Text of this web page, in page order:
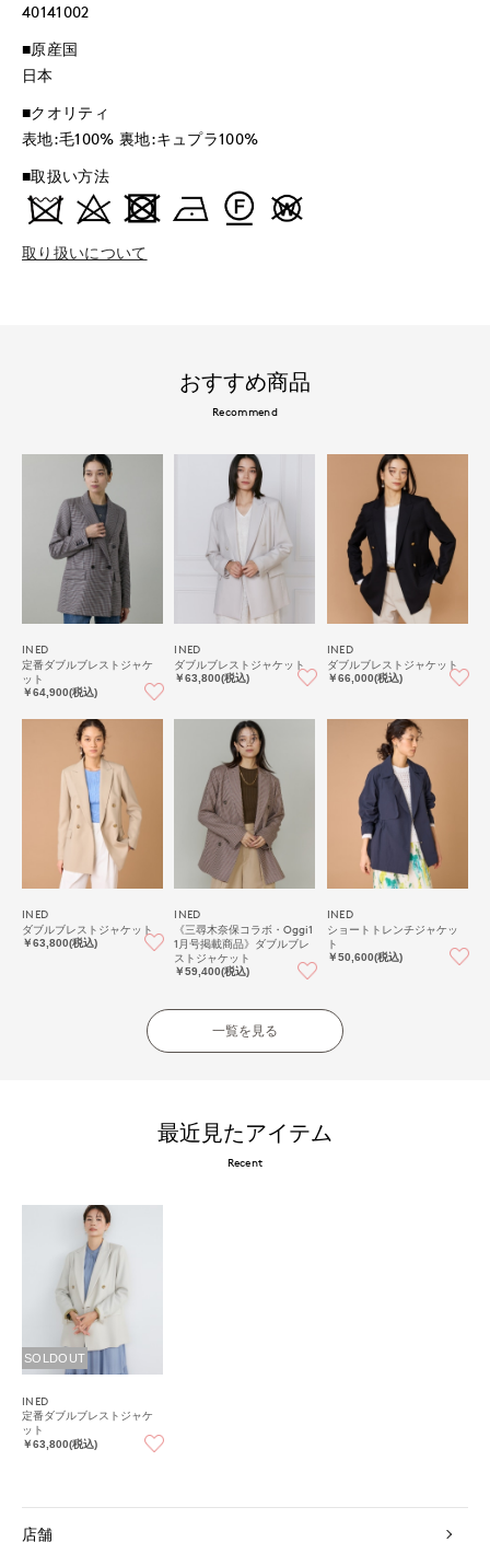
40141002
■原産国
日本
■クオリティ
表地:毛100% 裏地:キュプラ100%
■取扱い方法
取り扱いについて
おすすめ商品
Recommend
INED
定番ダブルブレストジャケ
ット
￥64,900(税込)
INED
ダブルブレストジャケット
￥63,800(税込)
INED
ダブルブレストジャケット
￥66,000(税込)
INED
ダブルブレストジャケット
￥63,800(税込)
INED
《三尋木奈保コラボ・Oggi1
1月号掲載商品》ダブルブレ
ストジャケット
￥59,400(税込)
INED
ショートトレンチジャケッ
ト
￥50,600(税込)
一覧を見る
最近見たアイテム
Recent
SOLDOUT
INED
定番ダブルブレストジャケ
ット
￥63,800(税込)
店舗